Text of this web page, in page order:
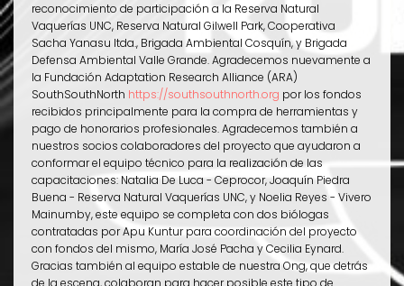
reconocimiento de participación a la Reserva Natural
Vaquerías UNC, Reserva Natural Gilwell Park, Cooperativa
Sacha Yanasu ltda., Brigada Ambiental Cosquín, y Brigada
Defensa Ambiental Valle Grande. Agradecemos nuevamente a
la Fundación Adaptation Research Alliance (ARA)
SouthSouthNorth https://southsouthnorth.org por los fondos
recibidos principalmente para la compra de herramientas y
pago de honorarios profesionales. Agradecemos también a
nuestros socios colaboradores del proyecto que ayudaron a
conformar el equipo técnico para la realización de las
capacitaciones: Natalia De Luca - Ceprocor, Joaquín Piedra
Buena - Reserva Natural Vaquerías UNC, y Noelia Reyes - Vivero
Mainumby, este equipo se completa con dos biólogas
contratadas por Apu Kuntur para coordinación del proyecto
con fondos del mismo, María José Pacha y Cecilia Eynard.
Gracias también al equipo estable de nuestra Ong, que detrás
de la escena, colaboran para hacer posible este tipo de